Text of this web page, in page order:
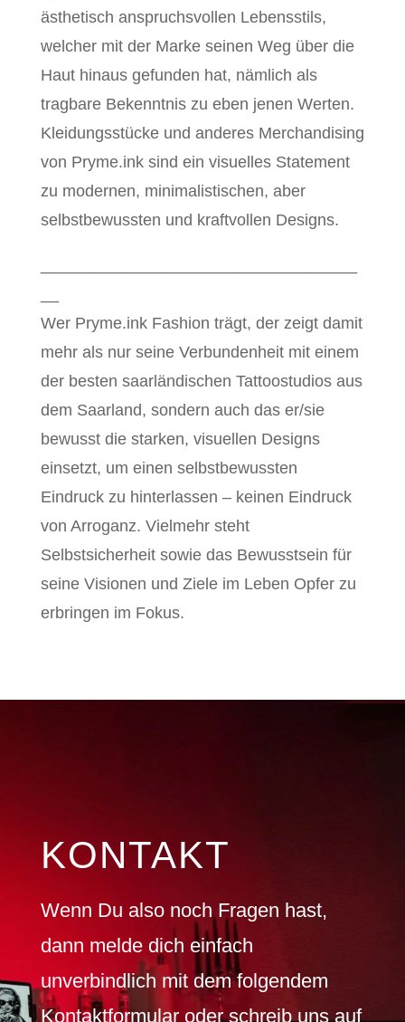
ästhetisch anspruchsvollen Lebensstils,
welcher mit der Marke seinen Weg über die
Haut hinaus gefunden hat, nämlich als
tragbare Bekenntnis zu eben jenen Werten.
Kleidungsstücke und anderes Merchandising
von Pryme.ink sind ein visuelles Statement
zu modernen, minimalistischen, aber
selbstbewussten und kraftvollen Designs.
Wer Pryme.ink Fashion trägt, der zeigt damit
mehr als nur seine Verbundenheit mit einem
der besten saarländischen Tattoostudios aus
dem Saarland, sondern auch das er/sie
bewusst die starken, visuellen Designs
einsetzt, um einen selbstbewussten
Eindruck zu hinterlassen – keinen Eindruck
von Arroganz. Vielmehr steht
Selbstsicherheit sowie das Bewusstsein für
seine Visionen und Ziele im Leben Opfer zu
erbringen im Fokus.
KONTAKT
Wenn Du also noch Fragen hast,
dann melde dich einfach
unverbindlich mit dem folgendem
Kontaktformular oder schreib uns auf